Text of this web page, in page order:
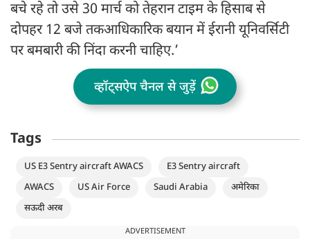
बचे रहे तो उसे 30 मार्च को तेहरान टाइम के हिसाब से
दोपहर 12 बजे तकआधिकारिक बयान में ईरानी यूनिवर्सिटी
पर बमबारी की निंदा करनी चाहिए.’
व्हॉट्सऐप चैनल से जुड़ें
Tags
US E3 Sentry aircraft AWACS
E3 Sentry aircraft
AWACS
US Air Force Saudi Arabia
अमेरिका
सऊदी अरब
ADVERTISEMENT